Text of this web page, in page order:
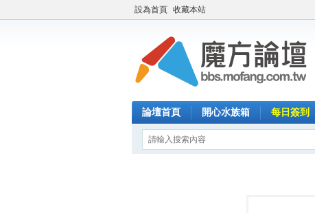
設為首頁 收藏本站
論壇首頁 開心水族箱 每日簽到